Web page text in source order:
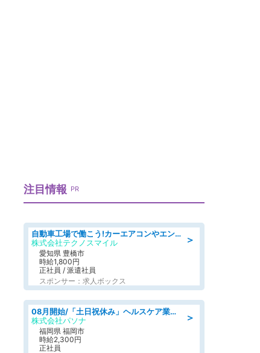
注目情報 PR
＞
自動車工場で働こう!カーエアコンやエンジンの製造・加工業務/寮完備 denso aichi
株式会社テクノスマイル
愛知県 豊橋市
時給1,800円
正社員 / 派遣社員
スポンサー：求人ボックス
＞
08月開始/「土日祝休み」ヘルスケア業界の産業保健師/高時給/未経験OK/要資格:保健師、正看護師
株式会社パソナ
福岡県 福岡市
時給2,300円
正社員